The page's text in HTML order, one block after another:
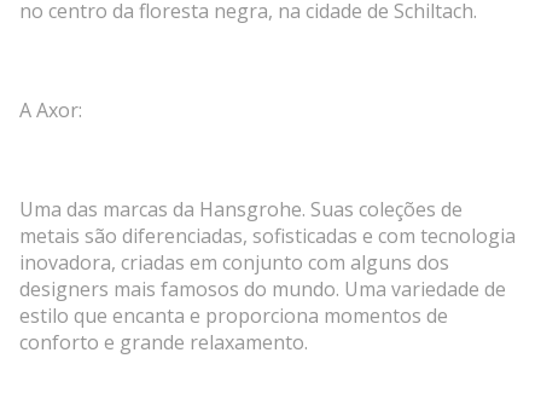
no centro da floresta negra, na cidade de Schiltach.
A Axor:
Uma das marcas da Hansgrohe. Suas coleções de
metais são diferenciadas, sofisticadas e com tecnologia
inovadora, criadas em conjunto com alguns dos
designers mais famosos do mundo. Uma variedade de
estilo que encanta e proporciona momentos de
conforto e grande relaxamento.